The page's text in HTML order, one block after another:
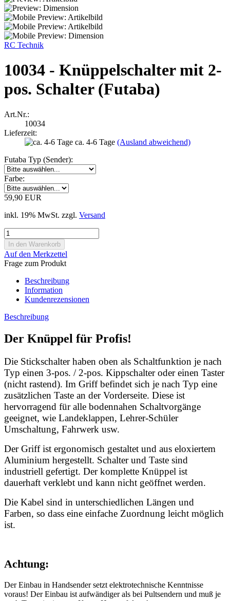
RC Technik
10034 - Knüppelschalter mit 2-
pos. Schalter (Futaba)
Art.Nr.:
10034
Lieferzeit:
ca. 4-6 Tage (Ausland abweichend)
Futaba Typ (Sender):
Farbe:
59,90 EUR
inkl. 19% MwSt. zzgl. Versand
Auf den Merkzettel
Frage zum Produkt
Beschreibung
Information
Kundenrezensionen
Beschreibung
Der Knüppel für Profis!
Die Stickschalter haben oben als Schaltfunktion je nach
Typ einen 3-pos. / 2-pos. Kippschalter oder einen Taster
(nicht rastend). Im Griff befindet sich je nach Typ eine
zusätzlichen Taste an der Vorderseite. Diese ist
hervorragend für alle bodennahen Schaltvorgänge
geeignet, wie Landeklappen, Lehrer-Schüler
Umschaltung, Fahrwerk usw.
Der Griff ist ergonomisch gestaltet und aus eloxiertem
Aluminium hergestellt. Schalter und Taste sind
industriell gefertigt. Der komplette Knüppel ist
dauerhaft verklebt und kann nicht geöffnet werden.
Die Kabel sind in unterschiedlichen Längen und
Farben, so dass eine einfache Zuordnung leicht möglich
ist.
Achtung:
Der Einbau in Handsender setzt elektrotechnische Kenntnisse
voraus! Der Einbau ist aufwändiger als bei Pultsendern und muß je